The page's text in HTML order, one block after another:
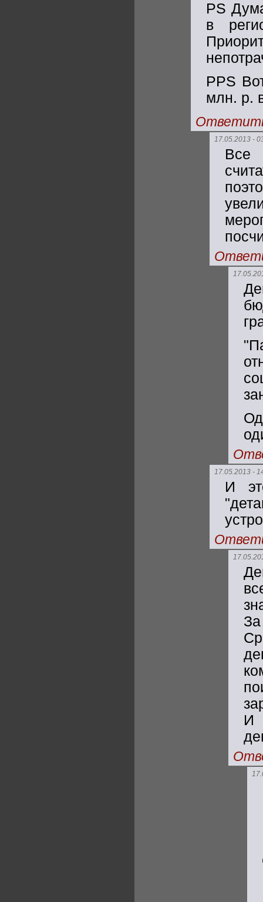
PS
в
PPS
млн. р.
17.05.2013 -
Все
17.05.2013 -
И
И